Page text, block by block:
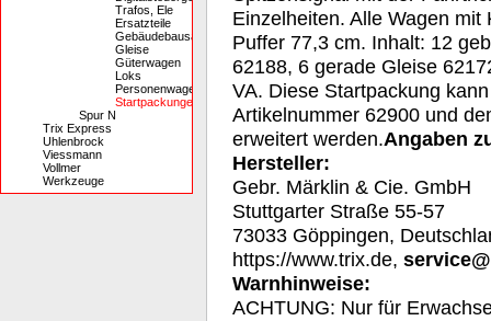
Trafos, Ele
Ersatzteile
Gebäudebausätze
Gleise
Güterwagen
Loks
Personenwagen
Startpackungen
Spur N
Trix Express
Uhlenbrock
Viessmann
Vollmer
Werkzeuge
Einzelheiten. Alle Wagen
Puffer 77,3 cm. Inhalt: 12
62188, 6 gerade Gleise
VA. Diese Startpackung
Artikelnummer 62900 und
erweitert werden.Angaben
Hersteller:
Gebr. Märklin & Cie. GmbH
Stuttgarter Straße 55-57
73033 Göppingen,
https://www.trix.de,
Warnhinweise:
ACHTUNG: Nur für